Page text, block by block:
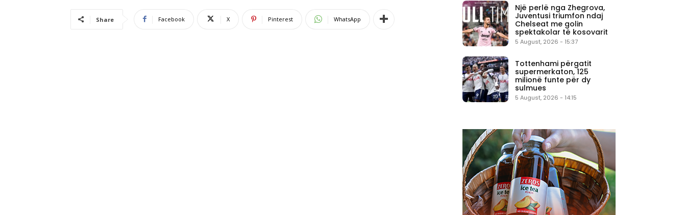
Share Facebook X Pinterest WhatsApp
Një perlë nga Zhegrova,
Juventusi triumfon ndaj
Chelseat me golin
spektakolar të kosovarit
5 August, 2026 - 15:37
Tottenhami përgatit
supermerkaton, 125
milionë funte për dy
sulmues
5 August, 2026 - 14:15